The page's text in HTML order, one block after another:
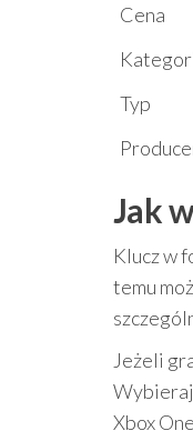
Cena
Typ
Jak
Klucz w
temu
Jeżeli
Xbox